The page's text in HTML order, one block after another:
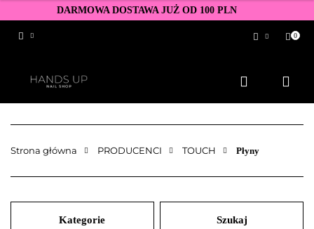
DARMOWA DOSTAWA JUŻ OD 100 PLN
Zarejestruj się
Dodaj zgłoszenie
Zgody cookies
0
Strona główna PRODUCENCI TOUCH Płyny
Kategorie Szukaj